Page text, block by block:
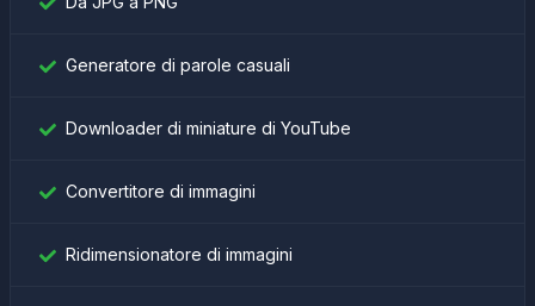
Generatore di parole casuali
Downloader di miniature di YouTube
Convertitore di immagini
Ridimensionatore di immagini